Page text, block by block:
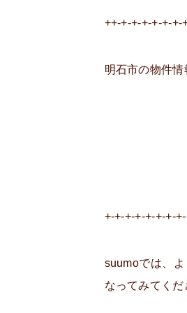
++-+-+-+-+-+-+-
明石市の物件情
+-+-+-+-+-+-+-
suumoでは、
なってみてくだ